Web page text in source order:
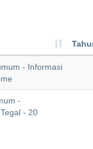
- Informasi
-
- 20